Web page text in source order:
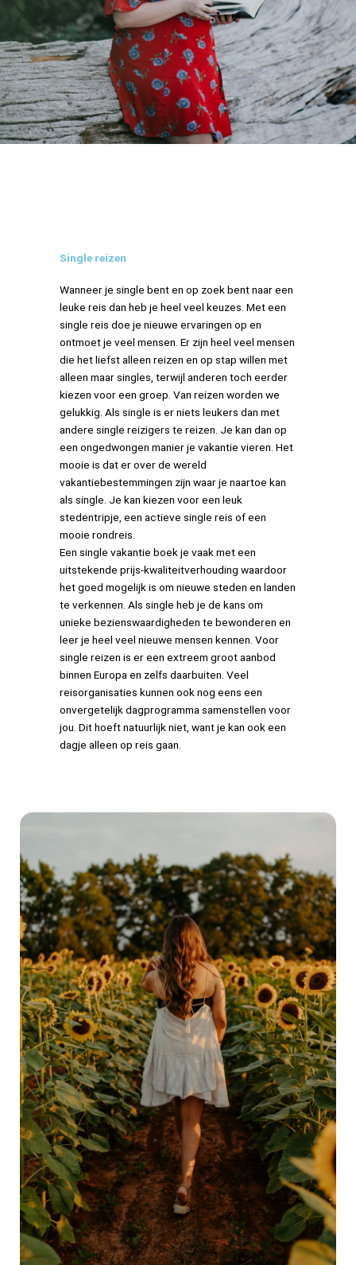
Single reizen
Wanneer je single bent en op zoek bent naar een
leuke reis dan heb je heel veel keuzes. Met een
single reis doe je nieuwe ervaringen op en
ontmoet je veel mensen. Er zijn heel veel mensen
die het liefst alleen reizen en op stap willen met
alleen maar singles, terwijl anderen toch eerder
kiezen voor een groep. Van reizen worden we
gelukkig. Als single is er niets leukers dan met
andere single reizigers te reizen. Je kan dan op
een ongedwongen manier je vakantie vieren. Het
mooie is dat er over de wereld
vakantiebestemmingen zijn waar je naartoe kan
als single. Je kan kiezen voor een leuk
stedentripje, een actieve single reis of een
mooie rondreis.
Een single vakantie boek je vaak met een
uitstekende prijs-kwaliteitverhouding waardoor
het goed mogelijk is om nieuwe steden en landen
te verkennen. Als single heb je de kans om
unieke bezienswaardigheden te bewonderen en
leer je heel veel nieuwe mensen kennen. Voor
single reizen is er een extreem groot aanbod
binnen Europa en zelfs daarbuiten. Veel
reisorganisaties kunnen ook nog eens een
onvergetelijk dagprogramma samenstellen voor
jou. Dit hoeft natuurlijk niet, want je kan ook een
dagje alleen op reis gaan.